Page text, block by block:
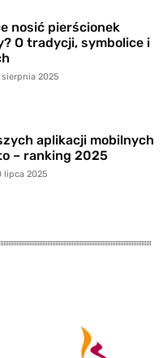
nosić pierścionek
O tradycji, symbolice i
sierpnia 2025
aplikacji mobilnych
– ranking 2025
lipca 2025